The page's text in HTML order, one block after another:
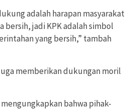
adalah harapan masyarakat
bersih, jadi KPK adalah simbol
yang bersih,” tambah
memberikan dukungan moril
bahwa pihak-